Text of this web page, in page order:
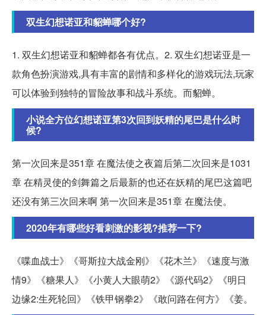
双生幻想诺亚和貂蝉哪个好?
1. 双生幻想诺亚和貂蝉都各有优点。2. 双生幻想诺亚是一
款角色扮演游戏,具有丰富的剧情和多样化的游戏玩法,玩家
可以体验到独特的冒险故事和战斗系统。而貂蝉。
小说全方位幻想诺亚第3次回到妖精的尾巴是什么时
候?
第一次回来是351章 在魔法使之夜篇后第二次回来是1031
章 在精灵使的剑舞篇之后最新的也还在妖精的尾巴这篇吧
还没有第三次回来啊 第一次回来是351章 在魔法使。
2020年有哪些好看刺激的影视?推荐一下?
《喋血战士》《哥斯拉大战金刚》《花木兰》《速度与激
情9》《糖果人》《小黄人大眼萌2》《源代码2》《明日
边缘2:生死轮回》《铁甲钢拳2》《敢问路在何方》《姜。